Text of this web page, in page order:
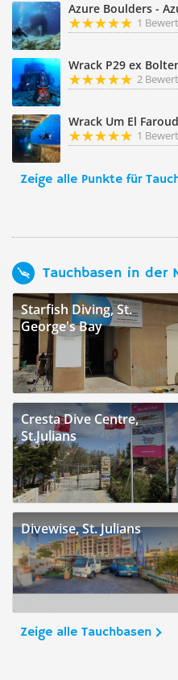
Azure Boulders -
1
Wrack P29 ex
2
Wrack Um El
1
Zeige alle Punkte für
Tauchbasen in der
Starfish Diving, St.
George's Bay
Cresta Dive Centre,
St.Julians
Divewise, St. Julians
Zeige alle Tauchbasen